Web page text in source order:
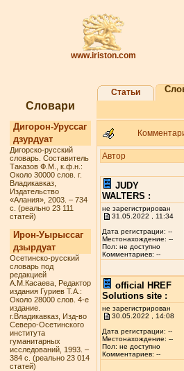
www.iriston.com
Словари
Дигорон-Уруссаг
дзурдуат
Дигорско-русский
словарь. Составитель
Таказов Ф.М., к.ф.н.:
Около 30000 слов. г.
Владикавказ,
Издательство
«Алания», 2003. – 734
с. (реально 23 111
статей)
Ирон-Уырыссаг
дзырдуат
Осетинско-русский
словарь под
редакцией
А.М.Касаева, Редактор
издания Гуриев Т.А.:
Около 28000 слов. 4-е
издание.
г.Владикавказ, Изд-во
Северо-Осетинского
института
гуманитарных
исследований, 1993. –
384 с. (реально 23 014
статей)
Статьи
Автор
JUDY
WALTERS :
не зарегистрирован
31.05.2022 , 11:34
Дата регистрации: --
Местонахождение: --
Пол: не доступно
Комментариев: --
official HREF
Solutions site :
не зарегистрирован
30.05.2022 , 14:08
Дата регистрации: --
Местонахождение: --
Пол: не доступно
Комментариев: --